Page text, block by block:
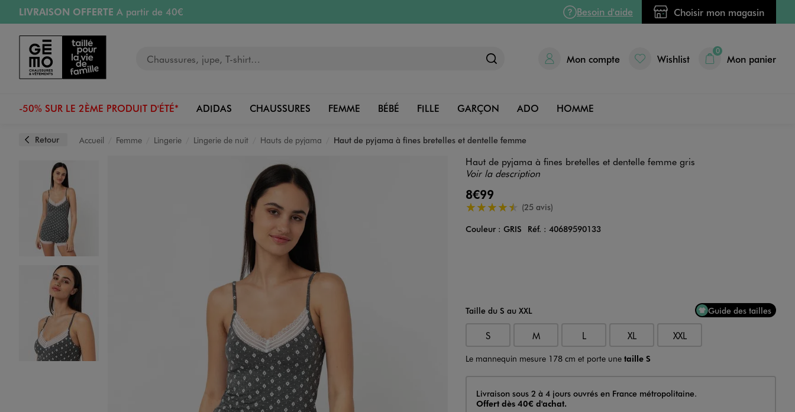
Aller au contenu principal
Aller à la navigation
LIVRAISON OFFERTE A partir de 40€
RETRAIT ET LIVRAISON OFFERTE
RÉSERVATION GRATUITE
4h en magasin
Retours OFFERTSpendant 30 jours
Besoin d'aide Choisir mon magasin
Mon compte Wishlist
0
Mon panier
-50% SUR LE 2ÈME PRODUIT D'ÉTÉ* ADIDAS CHAUSSURES FEMME BÉBÉ FILLE GARÇON ADO HOMME
Retour Accueil Femme Lingerie Lingerie de nuit Hauts de pyjama Haut de pyjama à fines bretelles et dentelle femme
Image 1 sur 5
Image 2 sur 5
Haut de pyjama à fines bretelles et dentelle femme gris
Voir la description
8€99
4.5/5 de moyenne
(25 avis)
Couleur
Couleur : GRIS Réf. : 40689590133
Taille du S au XXL Guide des tailles
S M L XL XXL
Le mannequin mesure 178 cm et porte unetaille S
Livraison
Livraison sous 2 à 4 jours ouvrés en France métropolitaine.
Offert dès 40€ d'achat.